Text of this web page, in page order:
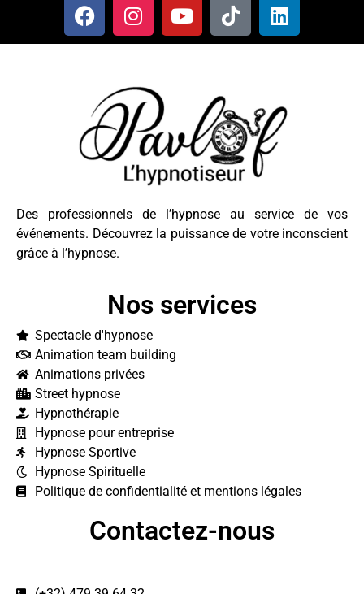
Des professionnels de l’hypnose au service de vos
événements. Découvrez la puissance de votre inconscient
grâce à l’hypnose.
Nos services
Spectacle d'hypnose
Animation team building
Animations privées
Street hypnose
Hypnothérapie
Hypnose pour entreprise
Hypnose Sportive
Hypnose Spirituelle
Politique de confidentialité et mentions légales
Contactez-nous